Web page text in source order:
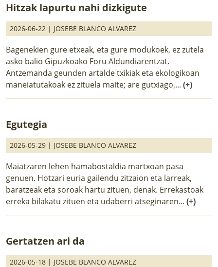
Hitzak lapurtu nahi dizkigute
2026-06-22 | JOSEBE BLANCO ALVAREZ
Bagenekien gure etxeak, eta gure modukoek, ez zutela
asko balio Gipuzkoako Foru Aldundiarentzat.
Antzemanda geunden artalde txikiak eta ekologikoan
maneiatutakoak ez zituela maite; are gutxiago,... (+)
Egutegia
2026-05-29 | JOSEBE BLANCO ALVAREZ
Maiatzaren lehen hamabostaldia martxoan pasa
genuen. Hotzari euria gailendu zitzaion eta larreak,
baratzeak eta soroak hartu zituen, denak. Errekastoak
erreka bilakatu zituen eta udaberri atseginaren... (+)
Gertatzen ari da
2026-05-18 | JOSEBE BLANCO ALVAREZ